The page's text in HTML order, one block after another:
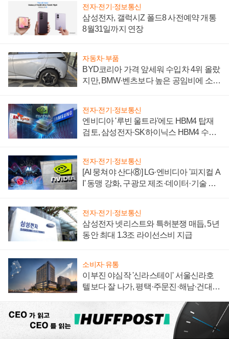
전자·전기·정보통신
삼성전자, 갤럭시Z 폴드8 사전예약 개통
8월31일까지 연장
자동차·부품
BYD코리아 가격 앞세워 수입차 4위 올랐
지만, BMW·벤츠보다 높은 공임비에 소비
전자·전기·정보통신
엔비디아 '루빈 울트라'에도 HBM4 탑재
검토, 삼성전자·SK하이닉스 HBM4 수율
전자·전기·정보통신
[AI 뭉쳐야 산다⑧] LG·엔비디아 '피지컬 A
I' 동맹 강화, 구광모 제조·데이터·기술 결
전자·전기·정보통신
삼성전자 넷리스트와 특허분쟁 매듭, 5년
동안 최대 1.3조 라이선스비 지급
소비자·유통
이부진 야심작 '신라스테이' 서울신라호
텔보다 잘 나가, 평택·주문진·해남·건대로